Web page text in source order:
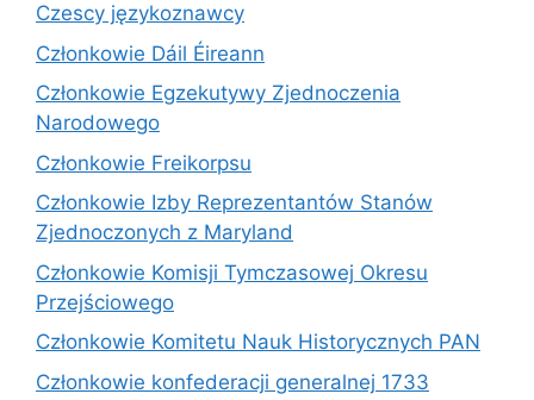
Czescy językoznawcy
Członkowie Dáil Éireann
Członkowie Egzekutywy Zjednoczenia
Narodowego
Członkowie Freikorpsu
Członkowie Izby Reprezentantów Stanów
Zjednoczonych z Maryland
Członkowie Komisji Tymczasowej Okresu
Przejściowego
Członkowie Komitetu Nauk Historycznych PAN
Członkowie konfederacji generalnej 1733